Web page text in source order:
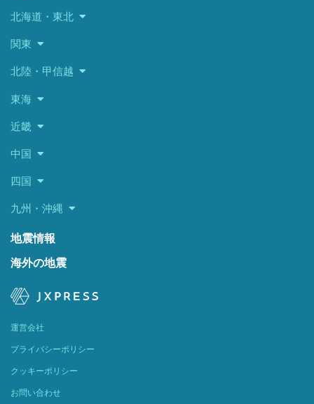
北海道・東北
関東
北陸・甲信越
東海
近畿
中国
四国
九州・沖縄
地震情報
海外の地震
運営会社
プライバシーポリシー
クッキーポリシー
お問い合わせ